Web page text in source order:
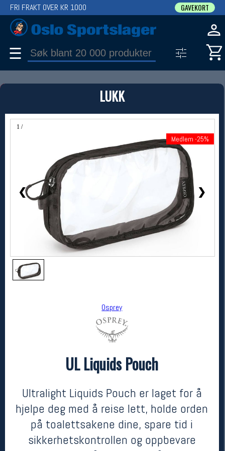
LUKK
1 / 1
❮ ❯
Medlem -25%
Osprey
UL Liquids Pouch
Ultralight Liquids Pouch er laget for å
hjelpe deg med å reise lett, holde orden
på toalettsakene dine, spare tid i
sikkerhetskontrollen og oppbevare
FRI FRAKT OVER KR 1000 GAVEKORT
☰
PRODUKT
Produkter (1)
Bruk filter til å spisse søket
Medlem -25%
Osprey
UL Liquids Pouch
175,- MEDLEM:131,-